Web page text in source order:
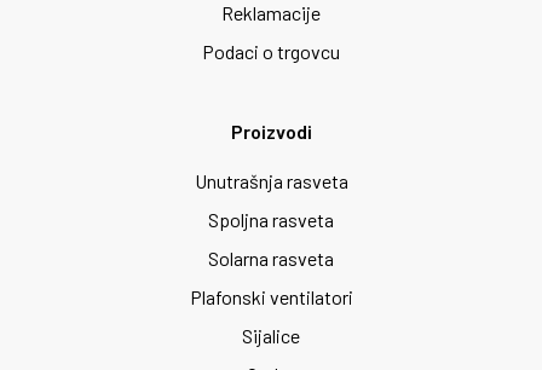
Reklamacije
Podaci o trgovcu
Proizvodi
Unutrašnja rasveta
Spoljna rasveta
Solarna rasveta
Plafonski ventilatori
Sijalice